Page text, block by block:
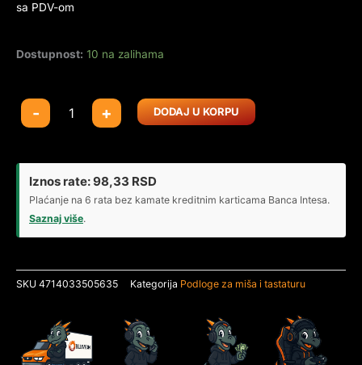
sa PDV-om
Dostupnost: 10 na zalihama
-
Podloga
Gaming
820
300
količina
+ DODAJ U KORPU
Iznos rate:98,33 RSD
Plaćanje na 6 rata bez kamate kreditnim karticama Banca Intesa.
Saznaj više.
SKU 4714033505635 Kategorija Podloge za miša i tastaturu